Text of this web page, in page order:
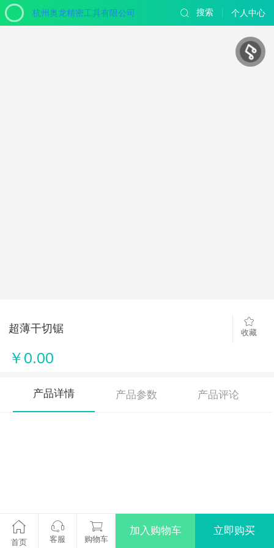
杭州奥龙精密工具有限公司 个人中心
搜索
超薄干切锯 收藏
￥0.00
产品详情 产品参数 产品评论
首页 客服 购物车
加入购物车 立即购买